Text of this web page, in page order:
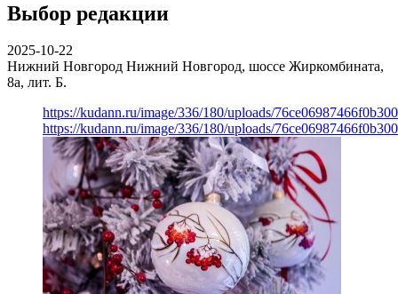
Выбор редакции
2025-10-22
Нижний Новгород Нижний Новгород, шоссе Жиркомбината,
8а, лит. Б.
https://kudann.ru/image/336/180/uploads/
https://kudann.ru/image/336/180/uploads/